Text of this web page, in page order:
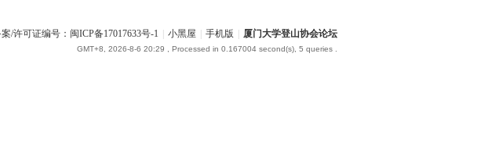
/许可证编号：闽ICP备17017633号-1 小黑屋 手机版 厦门大学登山协会论坛
GMT+8, 2026-8-6 20:29 , Processed in 0.167004 second(s), 5 queries .